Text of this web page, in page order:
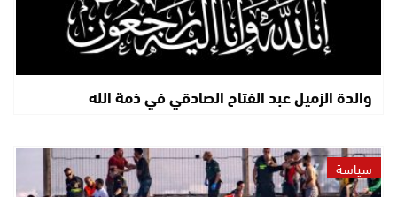
والدة الزميل عبد الفتاح الصادقي في ذمة الله
سياسة